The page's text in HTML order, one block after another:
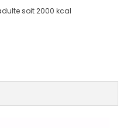
soit 2000 kcal